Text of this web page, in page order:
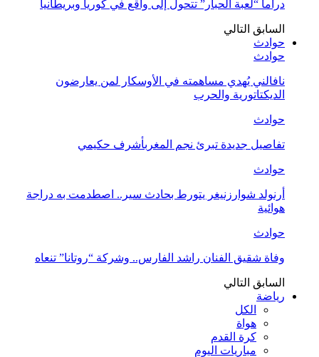
دراما “لعبة الحبار” تتحول إلى واقع في كوريا وبريطانيا
السابق التالي
حوادث
حوادث
نافالني يُهدي مساهمته في الأوسكار لمن يعارضون
الديكتاتورية والحرب
حوادث
تفاصيل جديدة تبرئ نجم المغربأشرف حكيمي
حوادث
أرنولد شوارزنيغر يتورط بحادث سير.. اصطدمت به دراجة
هوائية
حوادث
وفاة شقيق الفنان راشد الفارس.. وشركة “روتانا” تنعاه
السابق التالي
رياضة
الكل
هواة
كرة القدم
مباريات اليوم